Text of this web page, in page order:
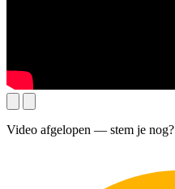
Video afgelopen — stem je nog?